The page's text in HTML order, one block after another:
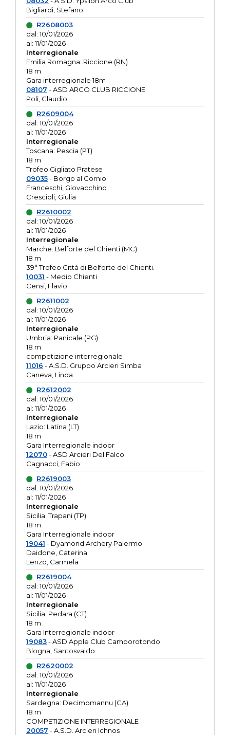
Bigliardi, Stefano
R2608003
dal: 10/01/2026
al: 11/01/2026
Interregionale
Emilia Romagna: Riccione (RN)
18 m
Gara interregionale 18m
08107 - ASD ARCO CLUB RICCIONE
Poli, Claudio
R2609004
dal: 10/01/2026
al: 11/01/2026
Interregionale
Toscana: Pescia (PT)
18 m
Trofeo Gigliato Pratese
09035- Borgo al Cornio
Franceschi, Giovacchino
Crescioli, Giulia
R2610002
dal: 10/01/2026
al: 11/01/2026
Interregionale
Marche: Belforte del Chienti (MC)
18 m
39° Trofeo Città di Belforte del Chienti.
10031 - Medio Chienti
Censi, Flavio
R2611002
dal: 10/01/2026
al: 11/01/2026
Interregionale
Umbria: Panicale (PG)
18 m
competizione interregionale
11016 - A.S.D. Gruppo Arcieri Simba
Caneva, Linda
R2612002
dal: 10/01/2026
al: 11/01/2026
Interregionale
Lazio: Latina (LT)
18 m
Gara Interregionale indoor
12070- ASD Arcieri Del Falco
Cagnacci, Fabio
R2619003
dal: 10/01/2026
al: 11/01/2026
Interregionale
Sicilia: Trapani (TP)
18 m
Gara Interregionale indoor
19041 - Dyamond Archery Palermo
Daidone, Caterina
Lenzo, Carmela
R2619004
dal: 10/01/2026
al: 11/01/2026
Interregionale
Sicilia: Pedara (CT)
18 m
Gara Interregionale indoor
19083- ASD Apple Club Camporotondo
Blogna, Santosvaldo
R2620002
dal: 10/01/2026
al: 11/01/2026
Interregionale
Sardegna: Decimomannu (CA)
18 m
COMPETIZIONE INTERREGIONALE
20057 - A.S.D. Arcieri Ichnos